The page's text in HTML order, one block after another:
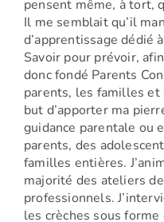
pensent même, à tort,
Il me semblait qu’il
d’apprentissage dédié
Savoir pour prévoir,
donc fondé Parents
parents, les familles
but d’apporter ma
guidance parentale ou
parents, des
familles entières.
majorité des ateliers
professionnels.
les crèches sous